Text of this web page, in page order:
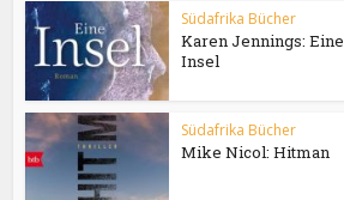
Südafrika Bücher
Karen Jennings: Eine
Insel
Südafrika Bücher
Mike Nicol: Hitman